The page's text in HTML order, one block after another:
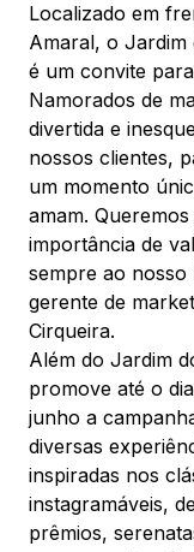
Localizado em
Amaral, o Jardim
é um convite
Namorados de
divertida e
nossos clientes,
um momento
amam.
importância de
sempre ao nosso
gerente de
Cirqueira.
Além do Jardim
promove até o
junho a
diversas
inspiradas nos
instagramáveis,
prêmios,